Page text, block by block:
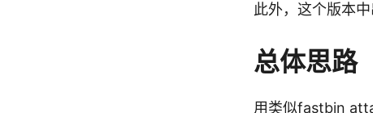
此外，这个版本
总体思路
用类似fastbin